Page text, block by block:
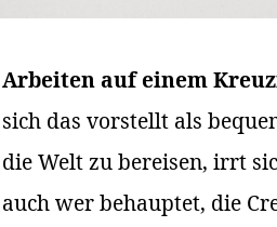
Arbeiten auf einem
sich das vorstellt als
die Welt zu bereisen, irrt
auch wer behauptet, die